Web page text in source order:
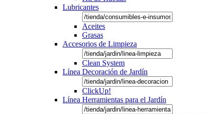
Lubricantes
Aceites
Grasas
Accesorios de Limpieza
Clean System
Línea Decoración de Jardín
ClickUp!
Línea Herramientas para el Jardín